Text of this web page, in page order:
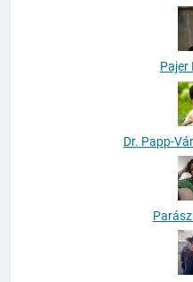
Pajer
Dr. Papp-